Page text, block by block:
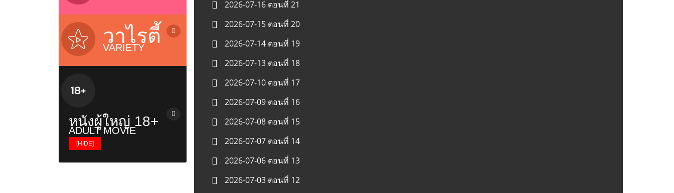
รายการธรรมะ / Dhamma
รายการเด็ก / Kids Programs
รายการส่งเสริมความรู้ / Knowledge
รายการกีฬา / Sports
โอลิมปิก 2024 / Olympic 2024
Riyadh World Combat Games
บอลทีมชาติไทย / Thailand Team
เอฟ เอ คัพ / FA Cup
ไทยพรีเมียร์ลีก / Thai Premier
บอลถ้วย+บอลกระชับมิตร+บอลอื่นๆ
ยูโร / EURO
พรีเมียร์ลีก / Premier League
วาไรตี้
VARIETY
เรียลลิตี้โชว์ / Reality & Singing
ทอล์กโชว์ / Talk Shows
รายการอาหาร / Cooking Shows
รายการท่องเที่ยว / Travel Show
รายการวันหยุดพิเศษ / Holiday
Shows
เรื่องวิญญาณและสิ่งลี้ลับ / Mysteries
หนังผู้ใหญ่ 18+
ADULT MOVIE
[HIDE]
หนังผู้ใหญ่ญี่ปุ่น
2026-07-16 ตอนที่ 21
2026-07-15 ตอนที่ 20
2026-07-14 ตอนที่ 19
2026-07-13 ตอนที่ 18
2026-07-10 ตอนที่ 17
2026-07-09 ตอนที่ 16
2026-07-08 ตอนที่ 15
2026-07-07 ตอนที่ 14
2026-07-06 ตอนที่ 13
2026-07-03 ตอนที่ 12